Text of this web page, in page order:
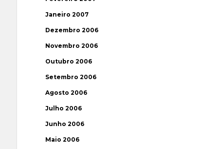
Janeiro 2007
Dezembro 2006
Novembro 2006
Outubro 2006
Setembro 2006
Agosto 2006
Julho 2006
Junho 2006
Maio 2006